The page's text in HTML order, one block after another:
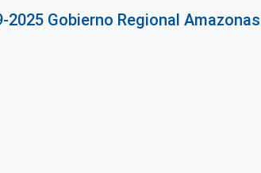
2025 Gobierno Regional Amazonas